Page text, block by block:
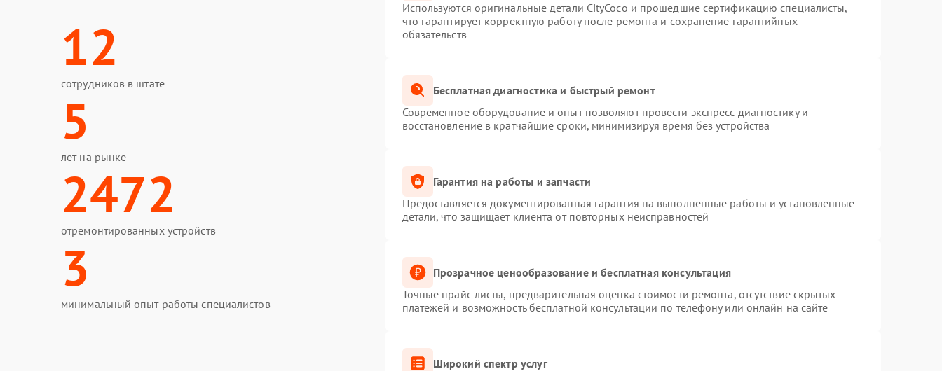
12
сотрудников в штате
5
лет на рынке
2472
отремонтированных устройств
3
минимальный опыт работы специалистов
Используются оригинальные детали CityCoco и прошедшие сертификацию специалисты,
что гарантирует корректную работу после ремонта и сохранение гарантийных
обязательств
Бесплатная диагностика и быстрый ремонт
Современное оборудование и опыт позволяют провести экспресс-диагностику и
восстановление в кратчайшие сроки, минимизируя время без устройства
Гарантия на работы и запчасти
Предоставляется документированная гарантия на выполненные работы и установленные
детали, что защищает клиента от повторных неисправностей
Прозрачное ценообразование и бесплатная консультация
Точные прайс-листы, предварительная оценка стоимости ремонта, отсутствие скрытых
платежей и возможность бесплатной консультации по телефону или онлайн на сайте
Широкий спектр услуг